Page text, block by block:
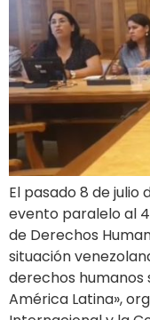
El pasado 8 de julio
evento paralelo al
de Derechos
situación
derechos humanos
América Latina»,